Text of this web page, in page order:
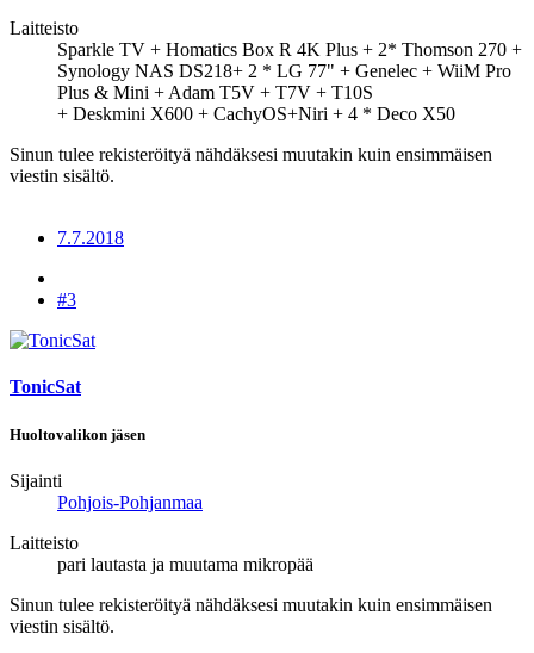
Laitteisto
Sparkle TV + Homatics Box R 4K Plus + 2* Thomson 270 +
Synology NAS DS218+ 2 * LG 77" + Genelec + WiiM Pro
Plus & Mini + Adam T5V + T7V + T10S
+ Deskmini X600 + CachyOS+Niri + 4 * Deco X50
Sinun tulee rekisteröityä nähdäksesi muutakin kuin ensimmäisen
viestin sisältö.
7.7.2018
#3
TonicSat
Huoltovalikon jäsen
Sijainti
Pohjois-Pohjanmaa
Laitteisto
pari lautasta ja muutama mikropää
Sinun tulee rekisteröityä nähdäksesi muutakin kuin ensimmäisen
viestin sisältö.